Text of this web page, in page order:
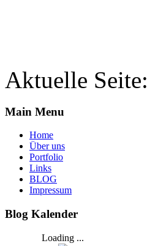
Aktuelle Seite:
Main Menu
Home
Über uns
Portfolio
Links
BLOG
Impressum
Blog Kalender
Loading ...